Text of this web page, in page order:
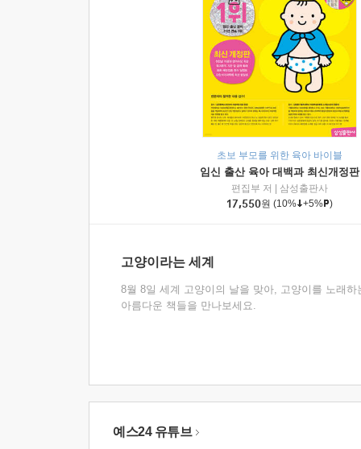
초보 부모를 위한 육아 바이블
임신 출산 육아 대백과 최신개정판
편집부 저
삼성출판사
17,550원 (10% +5% )
고양이라는 세계
8월 8일 세계 고양이의 날을 맞아, 고양이를 노래하
아름다운 책들을 만나보세요.
예스24 유튜브